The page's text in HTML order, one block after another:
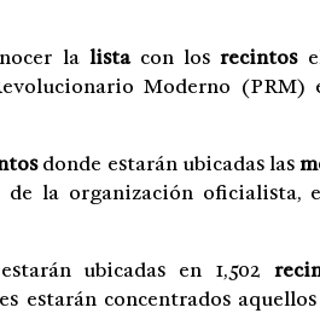
la listacon losrecintos
Moderno
donde estarán ubicadas las
la organización
ubicadas en 1,502
estarán concentrados aquellos